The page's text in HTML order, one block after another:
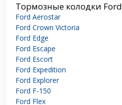
Тормозные колодки Ford
Ford Aerostar
Ford Crown Victoria
Ford Edge
Ford Escape
Ford Escort
Ford Expedition
Ford Explorer
Ford F-150
Ford Flex